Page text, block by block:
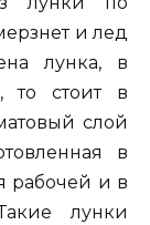
и лед
лунка, в
то стоит в
слой
в
рабочей и в
лунки